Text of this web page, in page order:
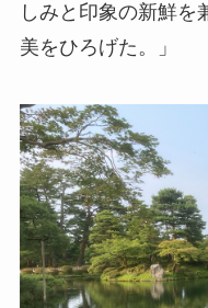
しみと印象の新鮮を
美をひろげた。」